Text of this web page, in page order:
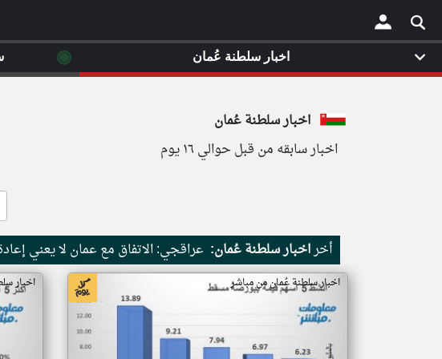
×
اخبار سلطنة عُمان
اخبار سابقه من قبل حوالي ١٦ يوم
أخراخبار سلطنة عُمان: عراقجي: الاتفاق مع عمان لا يعني
اخبار سلطنة عُمان من مباشر اخبار
اخبار سلطنة عُمان ◉